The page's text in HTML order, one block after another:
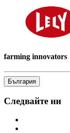
farming innovators
България
Следвайте ни